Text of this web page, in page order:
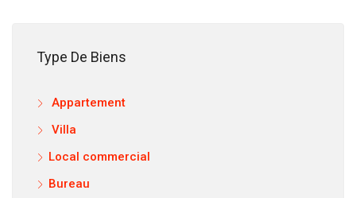
Type De Biens
Appartement
Villa
Local commercial
Bureau